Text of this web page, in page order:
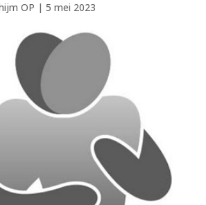
OP | 5 mei 2023